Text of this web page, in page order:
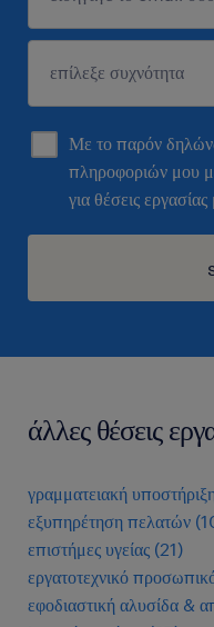
Με το παρόν
πληροφοριών μου
για θέσεις
άλλες θέσεις
γραμματειακή υποστήριξη
εξυπηρέτηση πελατών (
επιστήμες υγείας (21)
εργατοτεχνικό
εφοδιαστική αλυσίδα &